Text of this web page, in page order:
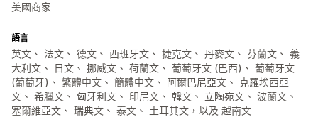
美國商家
語言
英文、 法文、 德文、 西班牙文、 捷克文、 丹麥文、 芬蘭文、 義
大利文、 日文、 挪威文、 荷蘭文、 葡萄牙文 (巴西)、 葡萄牙文
(葡萄牙)、 繁體中文、 簡體中文、 阿爾巴尼亞文、 克羅埃西亞
文、 希臘文、 匈牙利文、 印尼文、 韓文、 立陶宛文、 波蘭文、
塞爾維亞文、 瑞典文、 泰文、 土耳其文，以及 越南文